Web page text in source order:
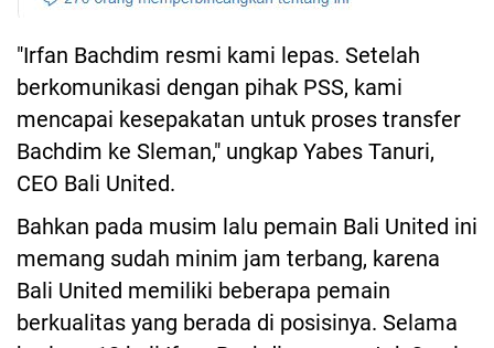
"Irfan Bachdim resmi kami lepas. Setelah
berkomunikasi dengan pihak PSS, kami
mencapai kesepakatan untuk proses transfer
Bachdim ke Sleman," ungkap Yabes Tanuri,
CEO Bali United.
Bahkan pada musim lalu pemain Bali United ini
memang sudah minim jam terbang, karena
Bali United memiliki beberapa pemain
berkualitas yang berada di posisinya. Selama